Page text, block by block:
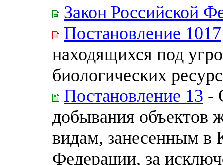
Закон Российской
Постановление 1017
находящихся под
биологических
Постановление 13 -
добывания объектов
видам, занесенным в
Федерации, за